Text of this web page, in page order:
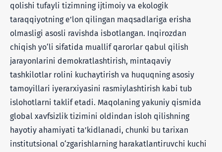
qolishi tufayli tizimning ijtimoiy va ekologik
taraqqiyotning e’lon qilingan maqsadlariga erisha
olmasligi asosli ravishda isbotlangan. Inqirozdan
chiqish yo‘li sifatida muallif qarorlar qabul qilish
jarayonlarini demokratlashtirish, mintaqaviy
tashkilotlar rolini kuchaytirish va huquqning asosiy
tamoyillari iyerarxiyasini rasmiylashtirish kabi tub
islohotlarni taklif etadi. Maqolaning yakuniy qismida
global xavfsizlik tizimini oldindan isloh qilishning
hayotiy ahamiyati ta’kidlanadi, chunki bu tarixan
institutsional o‘zgarishlarning harakatlantiruvchi kuchi